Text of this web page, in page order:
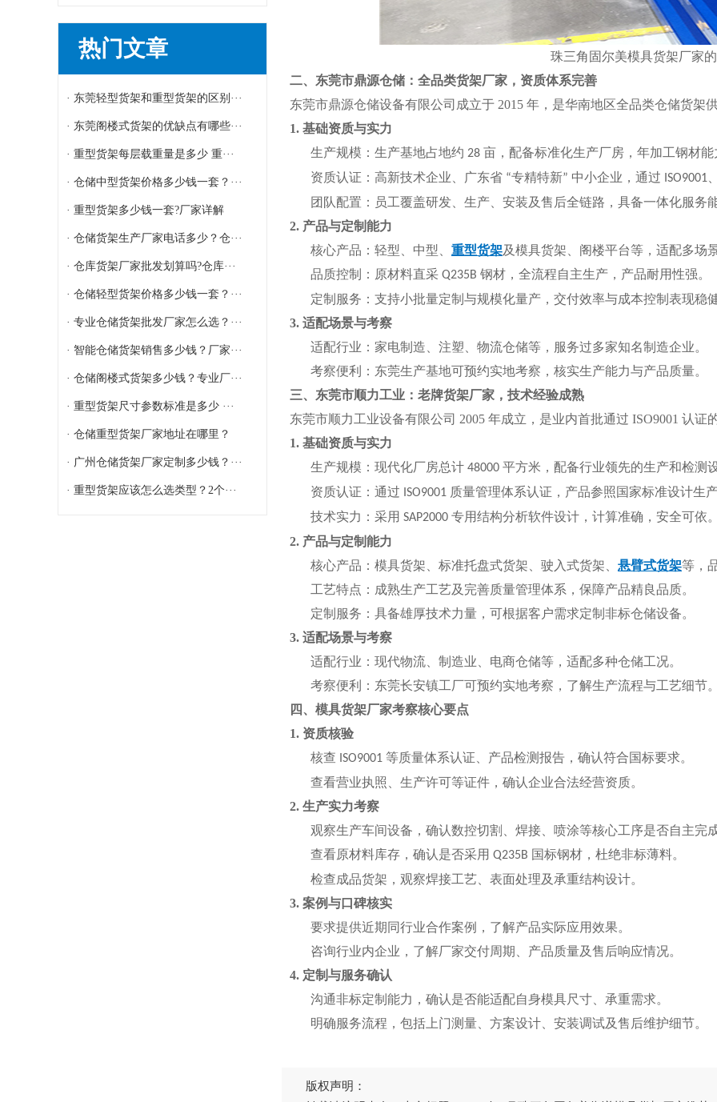
热门文章
· 东莞轻型货架和重型货架的区别···
· 东莞阁楼式货架的优缺点有哪些···
· 重型货架每层载重量是多少 重···
· 仓储中型货架价格多少钱一套？···
· 重型货架多少钱一套?厂家详解
· 仓储货架生产厂家电话多少？仓···
· 仓库货架厂家批发划算吗?仓库···
· 仓储轻型货架价格多少钱一套？···
· 专业仓储货架批发厂家怎么选？···
· 智能仓储货架销售多少钱？厂家···
· 仓储阁楼式货架多少钱？专业厂···
· 重型货架尺寸参数标准是多少 ···
· 仓储重型货架厂家地址在哪里？
· 广州仓储货架厂家定制多少钱？···
· 重型货架应该怎么选类型？2个···
珠三角固尔美模具货架厂家
二、东莞市鼎源仓储：全品类货架厂家，资质体系完善
东莞市鼎源仓储设备有限公司成立于 2015 年，是华南地区全品类仓储货架
1. 基础资质与实力
生产规模：生产基地占地约 28 亩，配备标准化生产厂房，年加工钢材能
资质认证：高新技术企业、广东省 “专精特新” 中小企业，通过 ISO9001
团队配置：员工覆盖研发、生产、安装及售后全链路，具备一体化服务
2. 产品与定制能力
核心产品：轻型、中型、 重型货架及模具货架、阁楼平台等，适配多场
品质控制：原材料直采 Q235B 钢材，全流程自主生产，产品耐用性强。
定制服务：支持小批量定制与规模化量产，交付效率与成本控制表现稳
3. 适配场景与考察
适配行业：家电制造、注塑、物流仓储等，服务过多家知名制造企业。
考察便利：东莞生产基地可预约实地考察，核实生产能力与产品质量。
三、东莞市顺力工业：老牌货架厂家，技术经验成熟
东莞市顺力工业设备有限公司 2005 年成立，是业内首批通过 ISO9001 认
1. 基础资质与实力
生产规模：现代化厂房总计 48000 平方米，配备行业领先的生产和检测
资质认证：通过 ISO9001 质量管理体系认证，产品参照国家标准设计生
技术实力：采用 SAP2000 专用结构分析软件设计，计算准确，安全可依
2. 产品与定制能力
核心产品：模具货架、标准托盘式货架、驶入式货架、 悬臂式货架等，
工艺特点：成熟生产工艺及完善质量管理体系，保障产品精良品质。
定制服务：具备雄厚技术力量，可根据客户需求定制非标仓储设备。
3. 适配场景与考察
适配行业：现代物流、制造业、电商仓储等，适配多种仓储工况。
考察便利：东莞长安镇工厂可预约实地考察，了解生产流程与工艺细节
四、模具货架厂家考察核心要点
1. 资质核验
核查 ISO9001 等质量体系认证、产品检测报告，确认符合国标要求。
查看营业执照、生产许可等证件，确认企业合法经营资质。
2. 生产实力考察
观察生产车间设备，确认数控切割、焊接、喷涂等核心工序是否自主完
查看原材料库存，确认是否采用 Q235B 国标钢材，杜绝非标薄料。
检查成品货架，观察焊接工艺、表面处理及承重结构设计。
3. 案例与口碑核实
要求提供近期同行业合作案例，了解产品实际应用效果。
咨询行业内企业，了解厂家交付周期、产品质量及售后响应情况。
4. 定制与服务确认
沟通非标定制能力，确认是否能适配自身模具尺寸、承重需求。
明确服务流程，包括上门测量、方案设计、安装调试及售后维护细节。
版权声明：